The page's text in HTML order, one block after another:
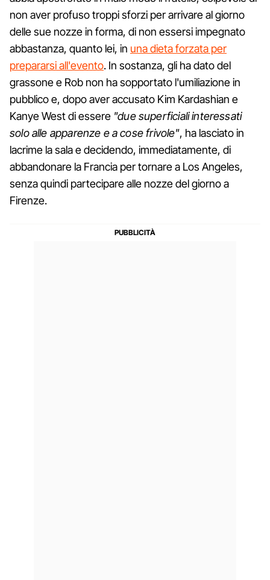
non aver profuso troppi sforzi per arrivare al giorno
delle sue nozze in forma, di non essersi impegnato
abbastanza, quanto lei, in una dieta forzata per
prepararsi all'evento. In sostanza, gli ha dato del
grassone e Rob non ha sopportato l'umiliazione in
pubblico e, dopo aver accusato Kim Kardashian e
Kanye West di essere "due superficiali interessati
solo alle apparenze e a cose frivole", ha lasciato in
lacrime la sala e decidendo, immediatamente, di
abbandonare la Francia per tornare a Los Angeles,
senza quindi partecipare alle nozze del giorno a
Firenze.